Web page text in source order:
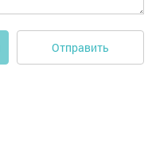
Отправить